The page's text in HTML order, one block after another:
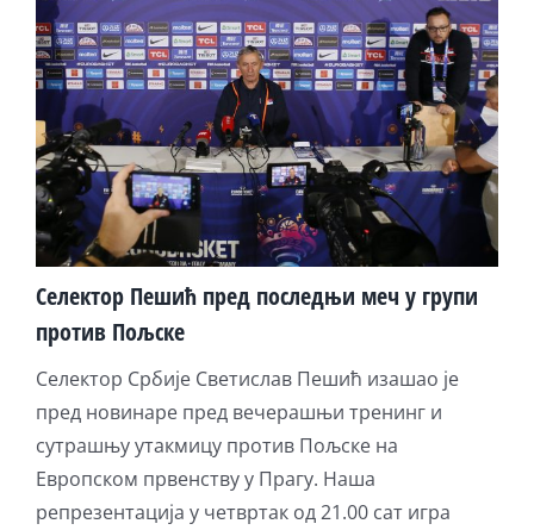
Селектор Пешић пред последњи меч у групи
против Пољске
Селектор Србије Светислав Пешић изашао је
пред новинаре пред вечерашњи тренинг и
сутрашњу утакмицу против Пољске на
Европском првенству у Прагу. Наша
репрезентација у четвртак од 21.00 сат игра